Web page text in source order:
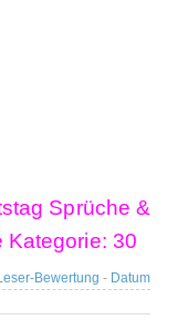
Sprüche &
Kategorie: 30
Bewertung - Datum